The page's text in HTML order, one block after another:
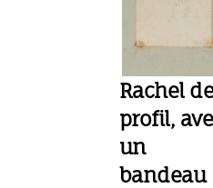
Rachel
profil,
un
bandeau